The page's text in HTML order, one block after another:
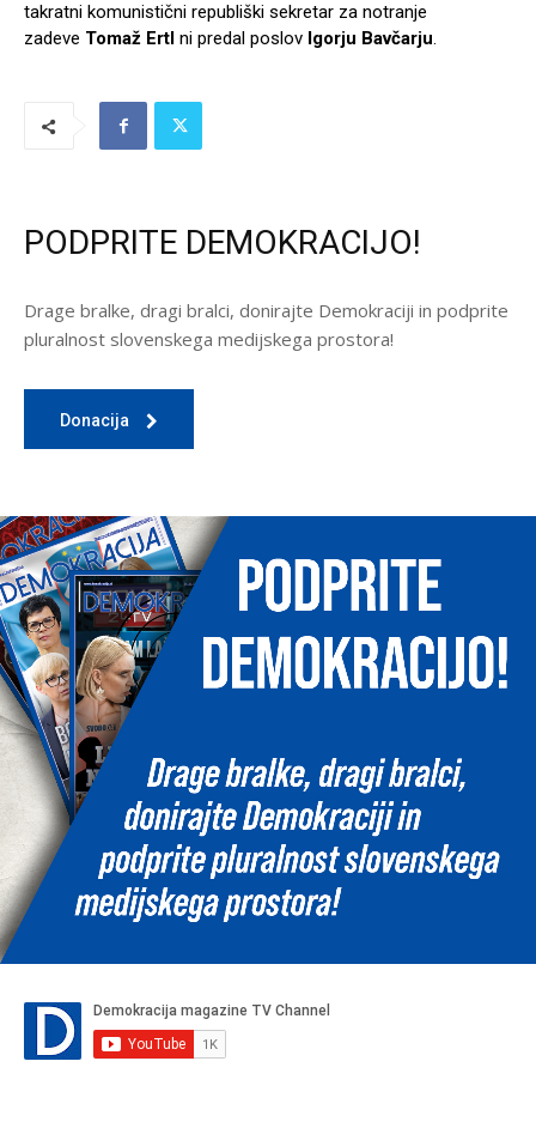
takratni komunistični republiški sekretar za notranje
zadeve Tomaž Ertl ni predal poslov Igorju Bavčarju.
PODPRITE DEMOKRACIJO!
Drage bralke, dragi bralci, donirajte Demokraciji in podprite
pluralnost slovenskega medijskega prostora!
Donacija